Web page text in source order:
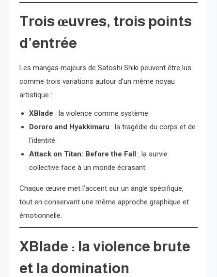
Trois œuvres, trois points
d’entrée
Les mangas majeurs de Satoshi Shiki peuvent être lus
comme trois variations autour d’un même noyau
artistique :
XBlade : la violence comme système
Dororo and Hyakkimaru : la tragédie du corps et de
l’identité
Attack on Titan: Before the Fall : la survie
collective face à un monde écrasant
Chaque œuvre met l’accent sur un angle spécifique,
tout en conservant une même approche graphique et
émotionnelle.
XBlade : la violence brute
et la domination